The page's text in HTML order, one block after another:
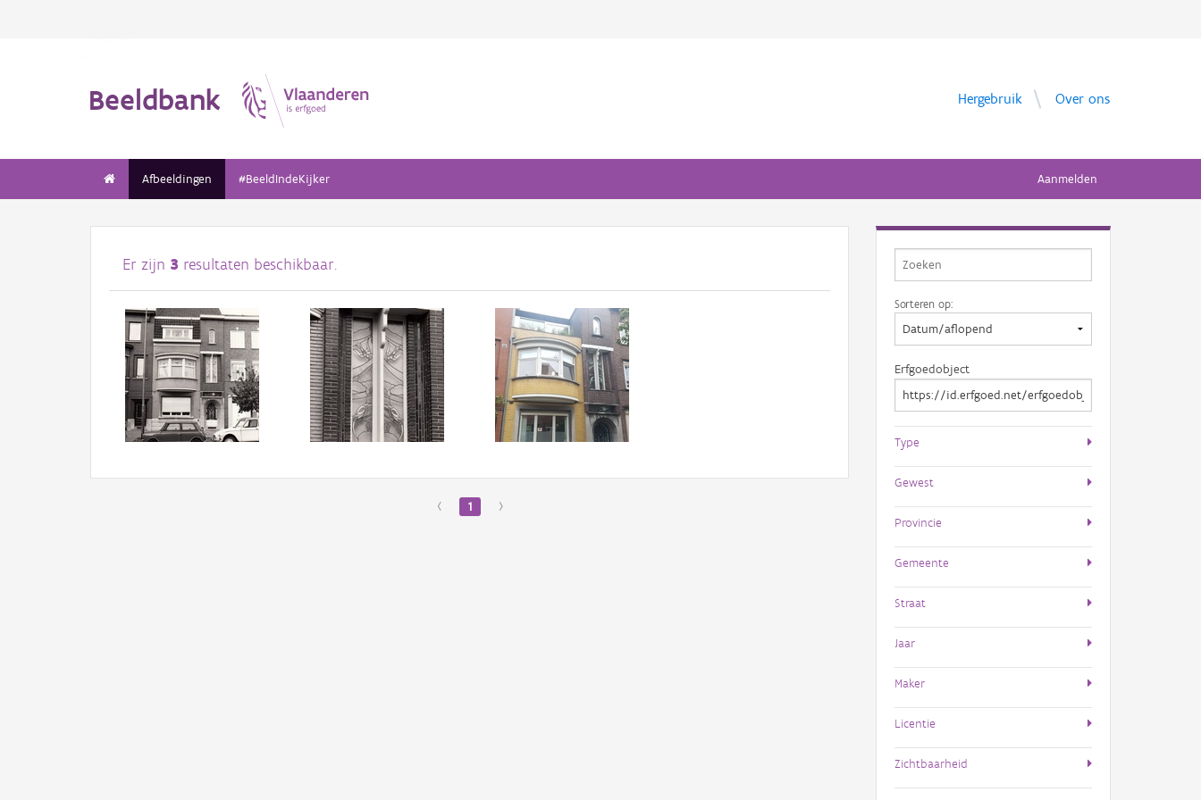
Beeldbank Hergebruik Over ons
Afbeeldingen #BeeldIndeKijker Aanmelden
Er zijn 3 resultaten beschikbaar.
‹ 1 ›
Sorteren op:
Erfgoedobject
Type
Gewest
Provincie
Gemeente
Straat
Jaar
Maker
Licentie
Zichtbaarheid